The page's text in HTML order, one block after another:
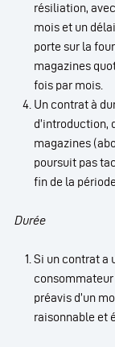
résiliation,
mois et un
porte sur la
magazines
fois par mois.
Un contrat à
d’introduction,
magazines
poursuit pas
fin de la
Durée
Si un contrat a
préavis d’un
raisonnable et